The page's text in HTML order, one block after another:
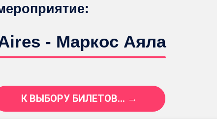
- Маркос Аяла
К ВЫБОРУ БИЛЕТОВ... →